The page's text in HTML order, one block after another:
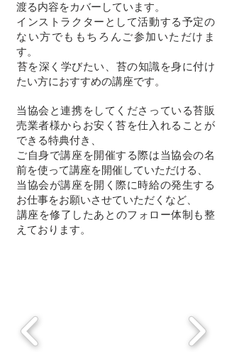
渡る内容をカバーしています。
インストラクターとして活動する予定の
ない方でももちろんご参加いただけま
す。
​苔を深く学びたい、苔の知識を身に付け
たい方におすすめの講座です。
当協会と連携をしてくださっている苔販
売業者様からお安く苔を仕入れることが
できる特典付き、
ご自身で講座を開催する際は当協会の名
前を使って講座を開催していただける、
当協会が講座を開く際に時給の発生する
お仕事をお願いさせていただくなど、
​講座を修了したあとのフォロー体制も整
えております。